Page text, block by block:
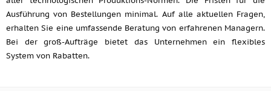
Ausführung von Bestellungen minimal. Auf alle aktuellen Fragen,
erhalten Sie eine umfassende Beratung von erfahrenen Managern.
Bei der groß-Aufträge bietet das Unternehmen ein flexibles
System von Rabatten.